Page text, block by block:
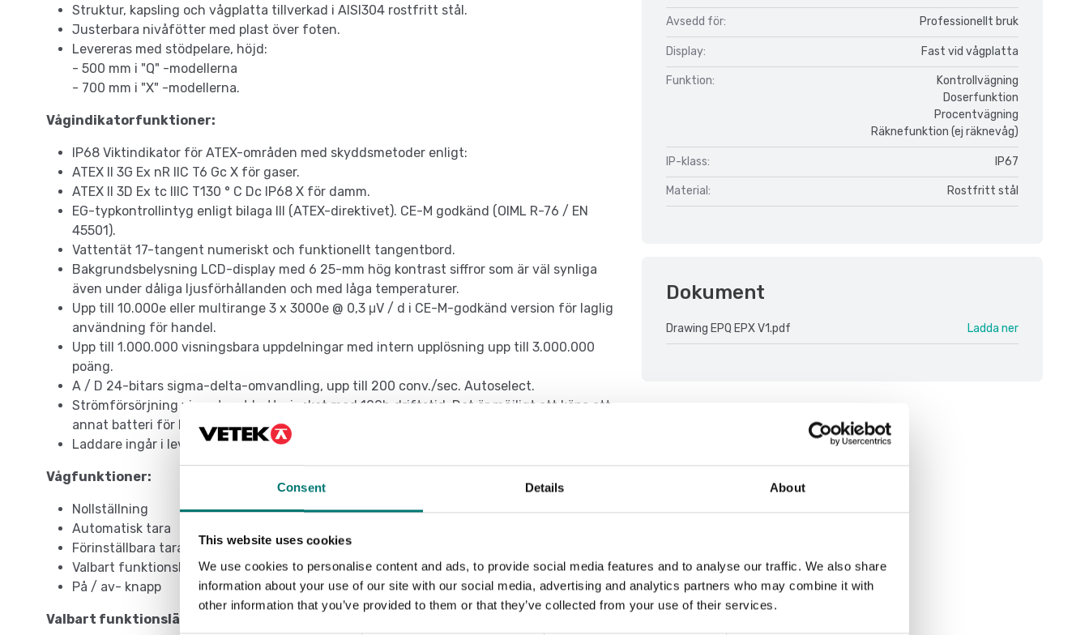
Consent Details About
This website uses cookies
We use cookies to personalise content and ads, to provide social media features and to analyse our traffic. We also share
information about your use of our site with our social media, advertising and analytics partners who may combine it with
other information that you’ve provided to them or that they’ve collected from your use of their services.
Struktur, kapsling och vågplatta tillverkad i AISI304 rostfritt stål.
Justerbara nivåfötter med plast över foten.
Levereras med stödpelare, höjd:
- 500 mm i "Q" -modellerna
- 700 mm i "X" -modellerna.
Vågindikatorfunktioner:
IP68 Viktindikator för ATEX-områden med skyddsmetoder enligt:
ATEX II 3G Ex nR IIC T6 Gc X för gaser.
ATEX II 3D Ex tc IIIC T130 ° C Dc IP68 X för damm.
EG-typkontrollintyg enligt bilaga III (ATEX-direktivet). CE-M godkänd (OIML R-76 / EN
45501).
Vattentät 17-tangent numeriskt och funktionellt tangentbord.
Bakgrundsbelysning LCD-display med 6 25-mm hög kontrast siffror som är väl synliga
även under dåliga ljusförhållanden och med låga temperaturer.
Upp till 10.000e eller multirange 3 x 3000e @ 0,3 μV / d i CE-M-godkänd version för laglig
användning för handel.
Upp till 1.000.000 visningsbara uppdelningar med intern upplösning upp till 3.000.000
poäng.
A / D 24-bitars sigma-delta-omvandling, upp till 200 conv./sec. Autoselect.
Strömförsörjning via externt batteripaket med 100h driftstid. Det är möjligt att köpa ett
annat batteri för kontinuerlig användning (24/7).
Laddare ingår i leveransen.
Vågfunktioner:
Nollställning
Automatisk tara
Förinställbara tara
Valbart funktionskommando
På / av- knapp
Valbart funktionsläge:
Avsedd för: Professionellt bruk
Display: Fast vid vågplatta
Funktion:
Kontrollvägning
Doserfunktion
Procentvägning
Räknefunktion (ej räknevåg)
IP-klass: IP67
Material: Rostfritt stål
Dokument
Drawing EPQ EPX V1.pdf Ladda ner